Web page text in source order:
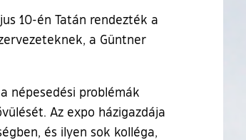
10-én Tatán rendezték a
a Güntner
népesedési problémák
Az expo házigazdája
és ilyen sok kolléga,